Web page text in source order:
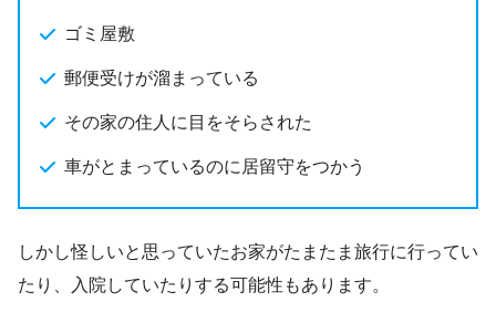
ゴミ屋敷
郵便受けが溜まっている
その家の住人に目をそらされた
車がとまっているのに居留守をつかう
しかし怪しいと思っていたお家がたまたま旅行に行ってい
たり、入院していたりする可能性もあります。